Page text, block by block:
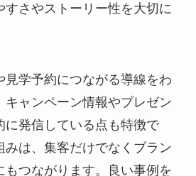
すさやストーリー性を大切に
見学予約につながる導線をわ
キャンペーン情報やプレゼン
に発信している点も特徴で
みは、集客だけでなくブラン
もつながります。良い事例を